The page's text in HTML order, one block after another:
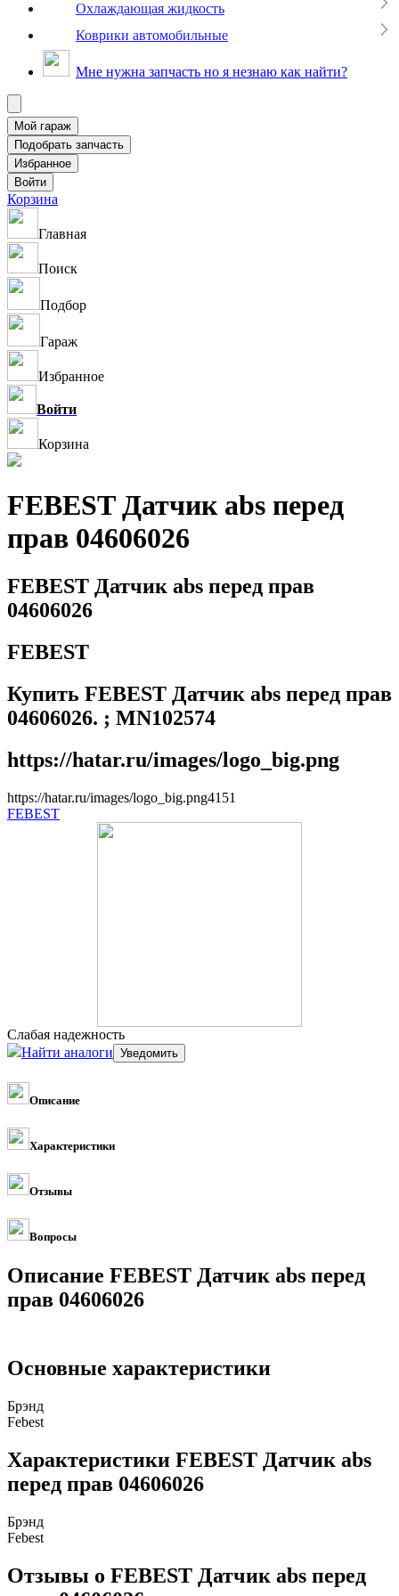
Охлаждающая жидкость
Коврики автомобильные
Мне нужна запчасть но я незнаю как найти?
Корзина
Главная
Поиск
Подбор
Гараж
Избранное
Войти
Корзина
FEBEST Датчик abs перед
прав 04606026
FEBEST Датчик abs перед прав
04606026
FEBEST
Купить FEBEST Датчик abs перед прав
04606026. ; MN102574
https://hatar.ru/images/logo_big.png
https://hatar.ru/images/logo_big.png41 51
FEBEST
Слабая надежность
Найти аналоги
Описание
Характеристики
Отзывы
Вопросы
Описание FEBEST Датчик abs перед
прав 04606026
Основные характеристики
Брэнд
Febest
Характеристики FEBEST Датчик abs
перед прав 04606026
Брэнд
Febest
Отзывы о FEBEST Датчик abs перед